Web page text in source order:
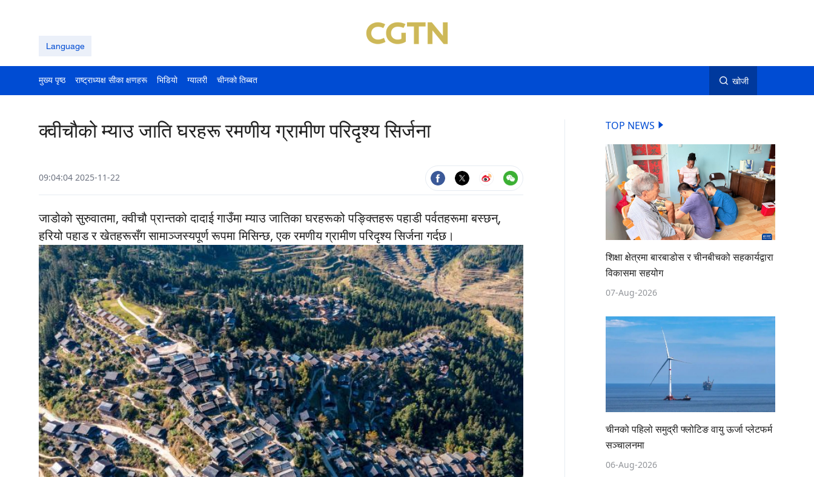
Language
मुख्य पृष्ठ राष्ट्राध्यक्ष सीका क्षणहरू भिडियो ग्यालरी चीनको तिब्बत खोजी
क्वीचौको म्याउ जाति घरहरू रमणीय ग्रामीण परिदृश्य सिर्जना
09:04:04 2025-11-22
जाडोको सुरुवातमा, क्वीचौ प्रान्तको दादाई गाउँमा म्याउ जातिका घरहरूको पङ्क्तिहरू पहाडी पर्वतहरूमा बस्छन्,
हरियो पहाड र खेतहरूसँग सामाञ्जस्यपूर्ण रूपमा मिसिन्छ, एक रमणीय ग्रामीण परिदृश्य सिर्जना गर्दछ।
TOP NEWS
शिक्षा क्षेत्रमा बारबाडोस र चीनबीचको सहकार्यद्वारा
विकासमा सहयोग
07-Aug-2026
चीनको पहिलो समुद्री फ्लोटिङ वायु ऊर्जा प्लेटफर्म
सञ्चालनमा
06-Aug-2026